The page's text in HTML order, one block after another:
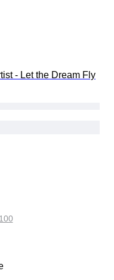
- Let the Dream Fly
100